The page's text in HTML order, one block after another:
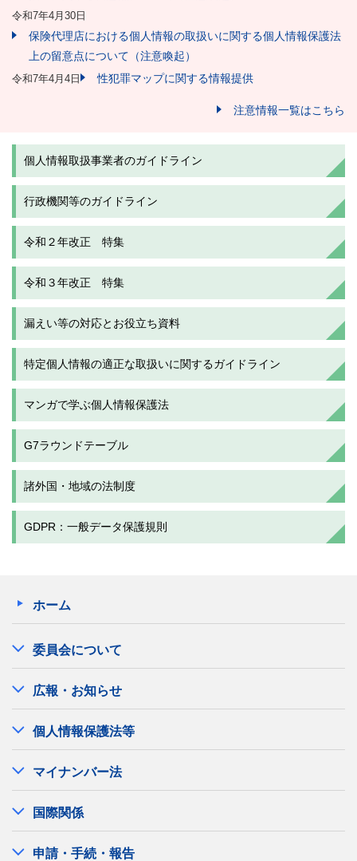
令和7年4月30日
保険代理店における個人情報の取扱いに関する個人情報保護法
上の留意点について（注意喚起）
令和7年4月4日 性犯罪マップに関する情報提供
注意情報一覧はこちら
個人情報取扱事業者のガイドライン
行政機関等のガイドライン
令和２年改正 特集
令和３年改正 特集
漏えい等の対応とお役立ち資料
特定個人情報の適正な取扱いに関するガイドライン
マンガで学ぶ個人情報保護法
G7ラウンドテーブル
諸外国・地域の法制度
GDPR：一般データ保護規則
ホーム
委員会について
広報・お知らせ
個人情報保護法等
マイナンバー法
国際関係
申請・手続・報告